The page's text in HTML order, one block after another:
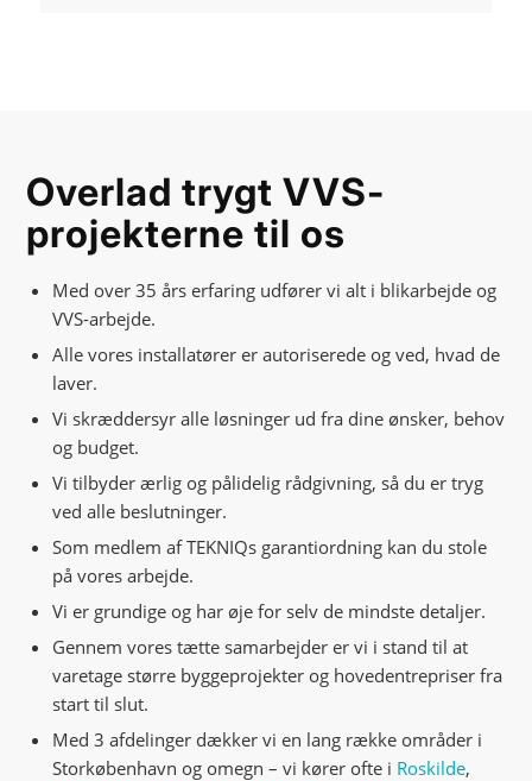
Overlad trygt VVS-
projekterne til os
Med over 35 års erfaring udfører vi alt i blikarbejde og
VVS-arbejde.
Alle vores installatører er autoriserede og ved, hvad de
laver.
Vi skræddersyr alle løsninger ud fra dine ønsker, behov
og budget.
Vi tilbyder ærlig og pålidelig rådgivning, så du er tryg
ved alle beslutninger.
Som medlem af TEKNIQs garantiordning kan du stole
på vores arbejde.
Vi er grundige og har øje for selv de mindste detaljer.
Gennem vores tætte samarbejder er vi i stand til at
varetage større byggeprojekter og hovedentrepriser fra
start til slut.
Med 3 afdelinger dækker vi en lang række områder i
Storkøbenhavn og omegn – vi kører ofte i Roskilde,